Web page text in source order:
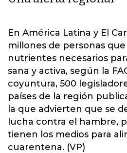
En América Latina y El
millones de personas
nutrientes necesarios
sana y activa, según la
coyuntura, 500
países de la región
la que advierten que se
lucha contra el hambre,
tienen los medios para
cuarentena. (VP)